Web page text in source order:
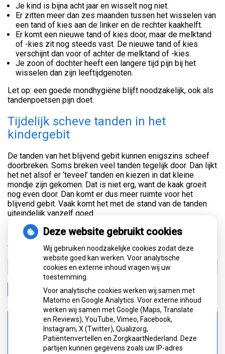
Je kind is bijna acht jaar en wisselt nog niet.
Er zitten meer dan zes maanden tussen het wisselen van
een tand of kies aan de linker en de rechter kaakhelft.
Er komt een nieuwe tand of kies door, maar de melktand
of -kies zit nog steeds vast. De nieuwe tand of kies
verschijnt dan voor of achter de melktand of -kies.
Je zoon of dochter heeft een langere tijd pijn bij het
wisselen dan zijn leeftijdgenoten.
Let op: een goede mondhygiëne blijft noodzakelijk, ook als
tandenpoetsen pijn doet.
Tijdelijk scheve tanden in het
kindergebit
De tanden van het blijvend gebit kunnen enigszins scheef
doorbreken. Soms breken veel tanden tegelijk door. Dan lijkt
het net alsof er ‘teveel’ tanden en kiezen in dat kleine
mondje zijn gekomen. Dat is niet erg, want de kaak groeit
nog even door. Dan komt er dus meer ruimte voor het
blijvend gebit. Vaak komt het met de stand van de tanden
uiteindelijk vanzelf goed.
« Terug naar het overzicht
Zoeken
Spoed
0900-8602
Deze website gebruikt cookies
Wij gebruiken noodzakelijke cookies zodat deze
website goed kan werken. Voor analytische
cookies en externe inhoud vragen wij uw
toestemming.
Voor analytische cookies werken wij samen met
Matomo en Google Analytics. Voor externe inhoud
werken wij samen met Google (Maps, Translate
en Reviews), YouTube, Vimeo, Facebook,
Instagram, X (Twitter), Qualizorg,
Patiëntenvertellen en ZorgkaartNederland. Deze
partijen kunnen gegevens zoals uw IP-adres